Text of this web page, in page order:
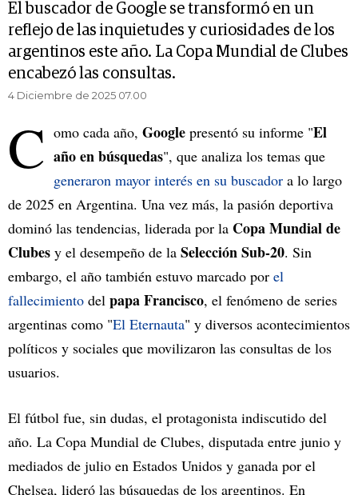
El buscador de Google se transformó en un
reflejo de las inquietudes y curiosidades de los
argentinos este año. La Copa Mundial de Clubes
encabezó las consultas.
4 Diciembre de 2025 07.00
C omo cada año, Google presentó su informe "El
año en búsquedas", que analiza los temas que
generaron mayor interés en su buscador a lo largo
de 2025 en Argentina. Una vez más, la pasión deportiva
dominó las tendencias, liderada por la Copa Mundial de
Clubes y el desempeño de la Selección Sub-20. Sin
embargo, el año también estuvo marcado por el
fallecimiento del papa Francisco, el fenómeno de series
argentinas como "El Eternauta" y diversos acontecimientos
políticos y sociales que movilizaron las consultas de los
usuarios.
El fútbol fue, sin dudas, el protagonista indiscutido del
año. La Copa Mundial de Clubes, disputada entre junio y
mediados de julio en Estados Unidos y ganada por el
Chelsea, lideró las búsquedas de los argentinos. En